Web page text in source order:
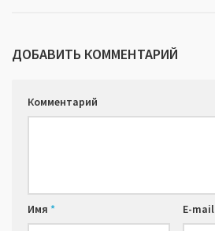
ДОБАВИТЬ КОММЕНТАРИЙ
Комментарий
Имя * E-mail